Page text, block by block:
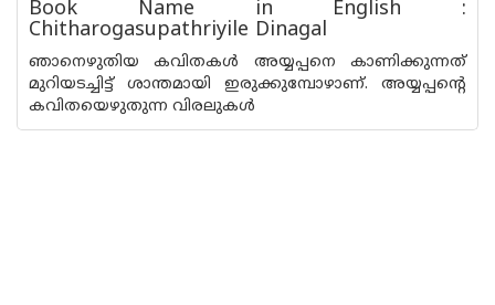
Book Name in English :
Chitharogasupathriyile Dinagal
ഞാനെഴുതിയ കവിതകള്‍ അയ്യപ്പനെ കാണിക്കുന്നത്
മുറിയടച്ചിട്ട് ശാന്തമായി ഇരുക്കുമ്പോഴാണ്. അയ്യപ്പന്റെ
കവിതയെഴുതുന്ന വിരലുകള്‍